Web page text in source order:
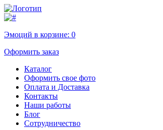
Эмоций в корзине: 0
Оформить заказ
Каталог
Оформить свое фото
Оплата и Доставка
Контакты
Наши работы
Блог
Сотрудничество